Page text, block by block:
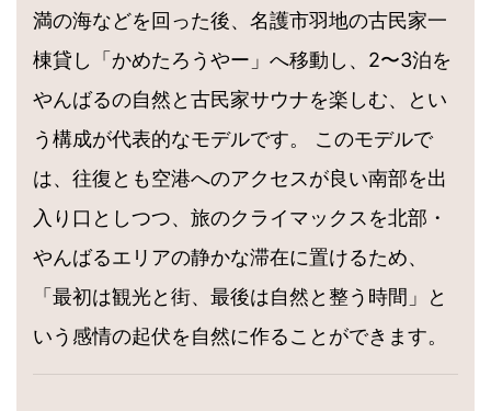
満の海などを回った後、名護市羽地の古民家一
棟貸し「かめたろうやー」へ移動し、2〜3泊を
やんばるの自然と古民家サウナを楽しむ、とい
う構成が代表的なモデルです。 このモデルで
は、往復とも空港へのアクセスが良い南部を出
入り口としつつ、旅のクライマックスを北部・
やんばるエリアの静かな滞在に置けるため、
「最初は観光と街、最後は自然と整う時間」と
いう感情の起伏を自然に作ることができます。